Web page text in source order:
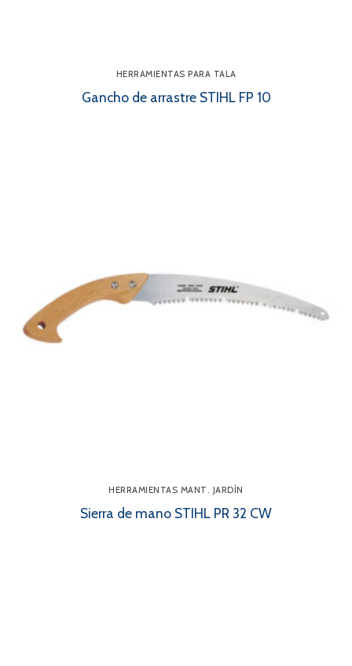
HERRAMIENTAS PARA TALA
Gancho de arrastre STIHL FP 10
HERRAMIENTAS MANT. JARDÍN
Sierra de mano STIHL PR 32 CW